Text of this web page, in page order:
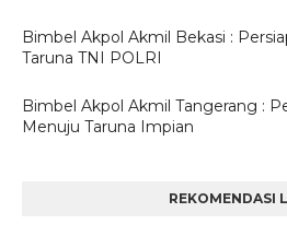
Bimbel Akpol Akmil Bekasi :
Taruna TNI POLRI
Bimbel Akpol Akmil Tangerang :
Menuju Taruna Impian
REKOMENDASI